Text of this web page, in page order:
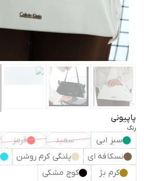
پاپیونی
رنگ
سبز ابی سفید قرمز
نسکافه ای
پلنگی کرم روشن
کرم بژ
کوچ مشکی